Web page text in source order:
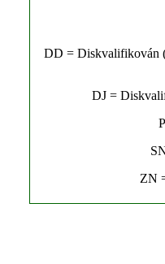
DD = Diskvalifikován
DJ =
ZN